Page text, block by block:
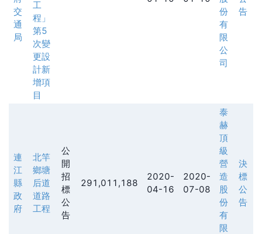
交
通
局
工
程」
第5
次變
更設
計新
增項
目
份
有
限
公
司
告
連
江
縣
政
府
北竿
鄉塘
后道
道路
工程
公
開
招
標
公
告
291,011,188
2020-
04-16
2020-
07-08
泰
赫
頂
級
營
造
股
份
有
限
決
標
公
告